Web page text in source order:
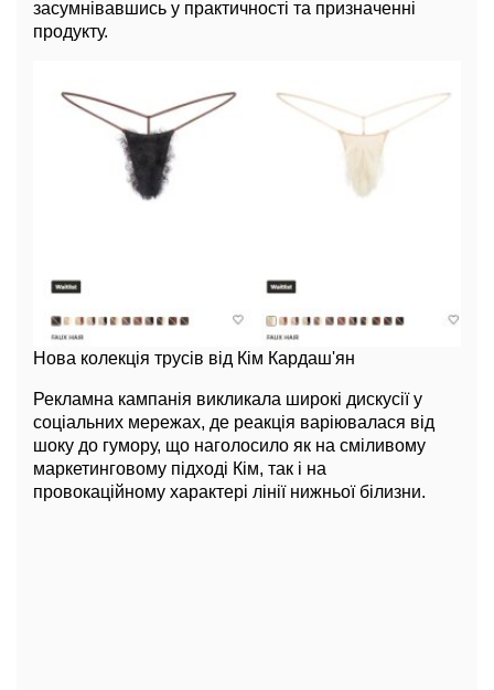
засумнівавшись у практичності та призначенні
продукту.
Нова колекція трусів від Кім Кардаш'ян
Рекламна кампанія викликала широкі дискусії у
соціальних мережах, де реакція варіювалася від
шоку до гумору, що наголосило як на сміливому
маркетинговому підході Кім, так і на
провокаційному характері лінії нижньої білизни.